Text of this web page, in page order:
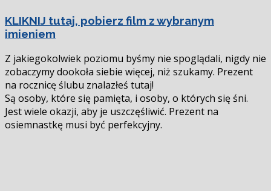
KLIKNIJ tutaj, pobierz film z wybranym
imieniem
Z jakiegokolwiek poziomu byśmy nie spoglądali, nigdy nie
zobaczymy dookoła siebie więcej, niż szukamy. Prezent
na rocznicę ślubu znalazłeś tutaj!
Są osoby, które się pamięta, i osoby, o których się śni.
Jest wiele okazji, aby je uszczęśliwić. Prezent na
osiemnastkę musi być perfekcyjny.